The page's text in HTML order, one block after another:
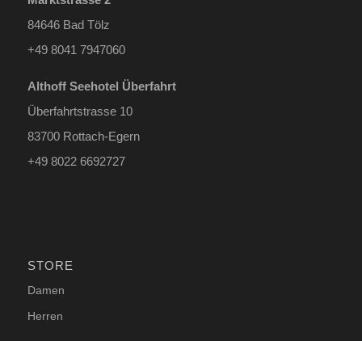
84646 Bad Tölz
+49 8041 7947060
Althoff Seehotel Überfahrt
Überfahrtstrasse 10
83700 Rottach-Egern
+49 8022 6692727
STORE
Damen
Herren